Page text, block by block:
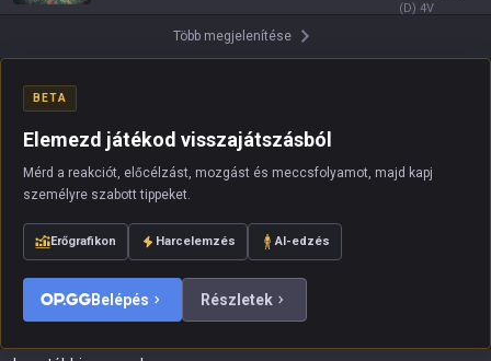
(D) 4V
Több megjelenítése
BETA
Elemezd játékod visszajátszásból
Mérd a reakciót, előcélzást, mozgást és meccsfolyamot, majd kapj
személyre szabott tippeket.
Erőgrafikon Harcelemzés AI-edzés
Belépés Részletek